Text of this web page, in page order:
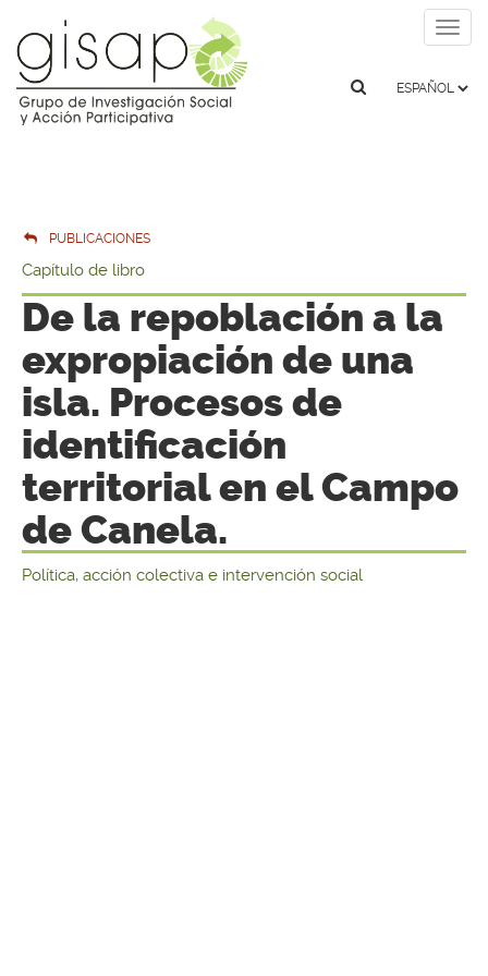
PUBLICACIONES
Capítulo de libro
De la repoblación a la
expropiación de una
isla. Procesos de
identificación
territorial en el Campo
de Canela.
Política, acción colectiva e intervención social